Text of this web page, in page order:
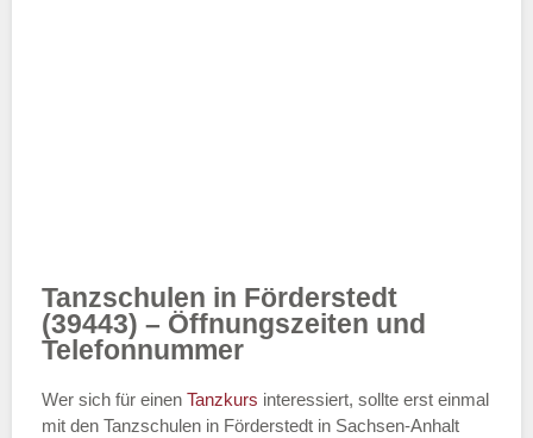
Tanzschulen in Förderstedt
(39443) – Öffnungszeiten und
Telefonnummer
Wer sich für einen Tanzkurs interessiert, sollte erst einmal
mit den Tanzschulen in Förderstedt in Sachsen-Anhalt